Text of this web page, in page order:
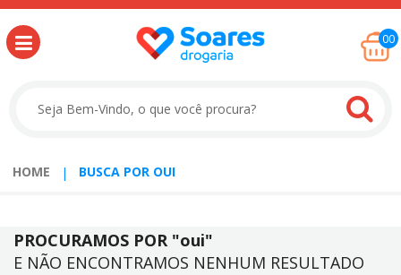
00
HOME BUSCA POR OUI
PROCURAMOS POR "oui"
E NÃO ENCONTRAMOS NENHUM RESULTADO